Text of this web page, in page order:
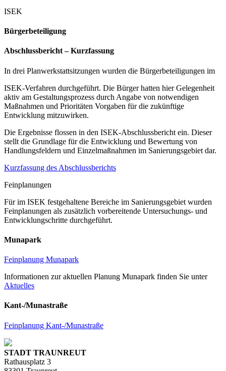
ISEK
Bürgerbeteiligung
Abschlussbericht – Kurzfassung
In drei Planwerkstattsitzungen wurden die Bürgerbeteiligungen im
ISEK-Verfahren durchgeführt. Die Bürger hatten hier Gelegenheit
aktiv am Gestaltungsprozess durch Angabe von notwendigen
Maßnahmen und Prioritäten Vorgaben für die zukünftige
Entwicklung mitzuwirken.
Die Ergebnisse flossen in den ISEK-Abschlussbericht ein. Dieser
stellt die Grundlage für die Entwicklung und Bewertung von
Handlungsfeldern und Einzelmaßnahmen im Sanierungsgebiet dar.
Kurzfassung des Abschlussberichts
Feinplanungen
Für im ISEK festgehaltene Bereiche im Sanierungsgebiet wurden
Feinplanungen als zusätzlich vorbereitende Untersuchungs- und
Entwicklungschritte durchgeführt.
Munapark
Feinplanung Munapark
Informationen zur aktuellen Planung Munapark finden Sie unter
Aktuelles
Kant-/Munastraße
Feinplanung Kant-/Munastraße
STADT TRAUNREUT
Rathausplatz 3